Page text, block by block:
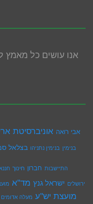
אנו עושים כל
אבי רואה אוניברסיטת
בנימין בנימין נתניהו בצלאל
התיישבות חברון חינוך
ירושלים ישראל גנץ מד"א
מועצת יש''ע מעלה אדומים